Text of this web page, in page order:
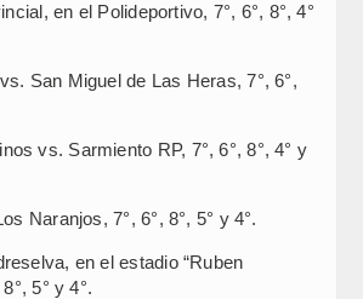
en el Polideportivo, 7°, 6°, 8°, 4°
San Miguel de Las Heras, 7°, 6°,
vs. Sarmiento RP, 7°, 6°, 8°, 4° y
Naranjos, 7°, 6°, 8°, 5° y 4°.
en el estadio “Ruben
5° y 4°.